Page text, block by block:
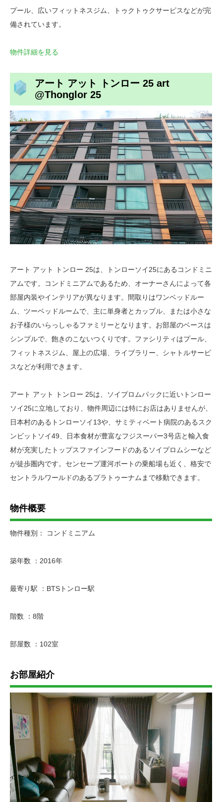
プール、広いフィットネスジム、トゥクトゥクサービスなどが完
備されています。
物件詳細を見る
アート アット トンロー 25 art
@Thonglor 25
アート アット トンロー 25は、トンローソイ25にあるコンドミニ
アムです。コンドミニアムであるため、オーナーさんによって各
部屋内装やインテリアが異なります。間取りはワンベッドルー
ム、ツーベッドルームで、主に単身者とカップル、または小さな
お子様のいらっしゃるファミリーとなります。お部屋のベースは
シンプルで、飽きのこないつくりです。ファシリティはプール、
フィットネスジム、屋上の広場、ライブラリー、シャトルサービ
スなどが利用できます。
アート アット トンロー 25は、ソイプロムパックに近いトンロー
ソイ25に立地しており、物件周辺には特にお店はありませんが、
日本村のあるトンローソイ13や、サミティベート病院のあるスク
ンビットソイ49、日本食材が豊富なフジスーパー3号店と輸入食
材が充実したトップスファインフードのあるソイプロムシーなど
が徒歩圏内です。センセープ運河ボートの乗船場も近く、格安で
セントラルワールドのあるプラトゥーナムまで移動できます。
物件概要
物件種別： コンドミニアム
築年数 ：2016年
最寄り駅 ：BTSトンロー駅
階数 ：8階
部屋数 ：102室
お部屋紹介